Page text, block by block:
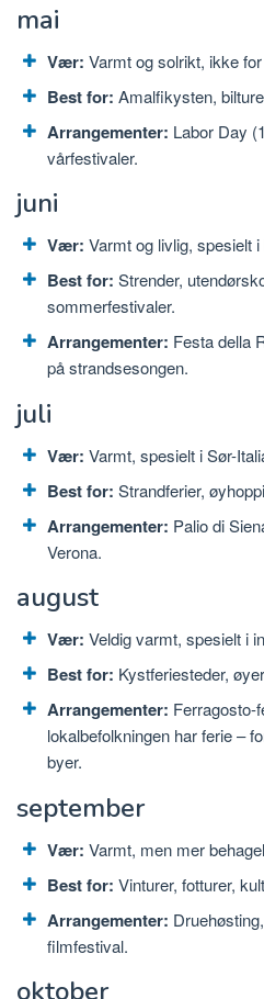
mai
Vær: Varmt og solrikt, ikke
Best for: Amalfikysten,
Arrangementer: Labor Day
vårfestivaler.
juni
Vær: Varmt og livlig, spesielt
Best for: Strender,
sommerfestivaler.
Arrangementer: Festa della
på strandsesongen.
juli
Vær: Varmt, spesielt i Sør-
Best for: Strandferier,
Arrangementer: Palio di
Verona.
august
Vær: Veldig varmt, spesielt i
Best for: Kystferiesteder,
Arrangementer: Ferragosto-
lokalbefolkningen har ferie –
byer.
september
Vær: Varmt, men mer
Best for: Vinturer, fotturer,
Arrangementer:
filmfestival.
oktober